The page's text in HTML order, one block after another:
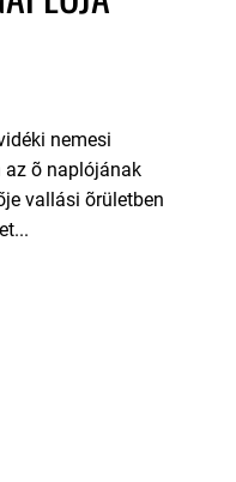
nemesi
az õ naplójának
vallási õrületben